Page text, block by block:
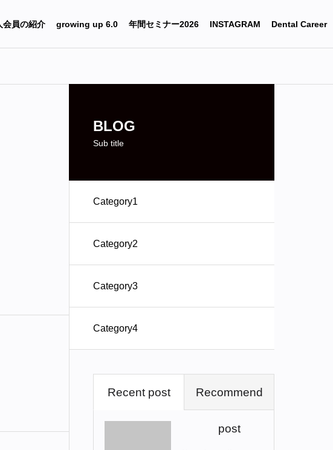
会員の紹介 growing up 6.0 年間セミナー2026 INSTAGRAM Dental Career
BLOG
Sub title
Category1
Category2
Category3
Category4
Recent post Recommend
post